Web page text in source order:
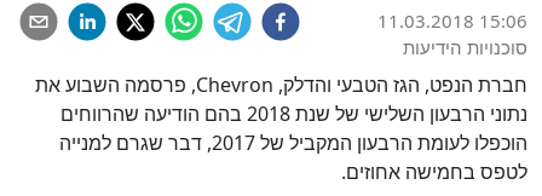
11.03.2018 15:06
סוכנויות הידיעות
חברת הנפט, הגז הטבעי והדלק, Chevron, פרסמה השבוע את
נתוני הרבעון השלישי של שנת 2018 בהם הודיעה שהרווחים
הוכפלו לעומת הרבעון המקביל של 2017, דבר שגרם למנייה
לטפס בחמישה אחוזים.